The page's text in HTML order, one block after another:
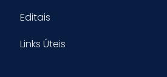
Editais
Links Úteis